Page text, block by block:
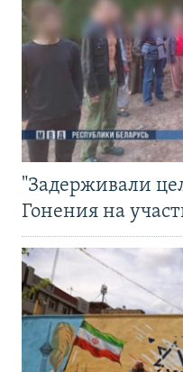
"Задерживали
Гонения на